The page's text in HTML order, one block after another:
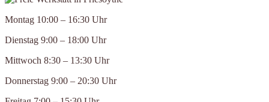
Montag 10:00 – 16:30 Uhr
Dienstag 9:00 – 18:00 Uhr
Mittwoch 8:30 – 13:30 Uhr
Donnerstag 9:00 – 20:30 Uhr